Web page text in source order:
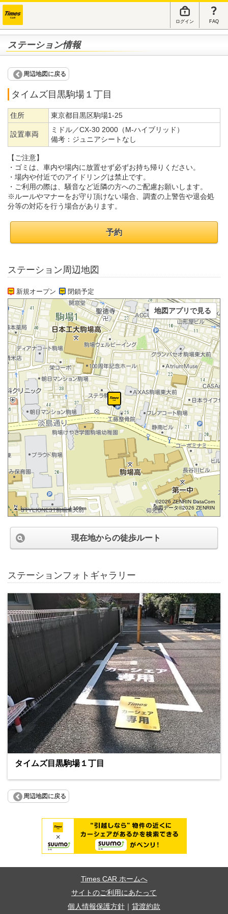
ログイン FAQ
ステーション情報
周辺地図に戻る
タイムズ目黒駒場１丁目
住所 東京都目黒区駒場1-25
設置車両
ミドル／CX-30 2000（M-ハイブリッド）
備考： ジュニアシートなし
【ご注意】
・ゴミは、車内や場内に放置せず必ずお持ち帰りください。
・場内や付近でのアイドリングは禁止です。
・ご利用の際は、騒音など近隣の方へのご配慮お願いします。
※ルールやマナーをお守り頂けない場合、調査の上警告や退会処
分等の対応を行う場合があります。
予約
ステーション周辺地図
新規オープン 閉鎖予定
100m
©2026 ZENRIN DataCom
地図データ©2026 ZENRIN
地図アプリで見る
現在地からの徒歩ルート
ステーションフォトギャラリー
タイムズ目黒駒場１丁目
周辺地図に戻る
Times CAR ホームへ
サイトのご利用にあたって
個人情報保護方針
貸渡約款